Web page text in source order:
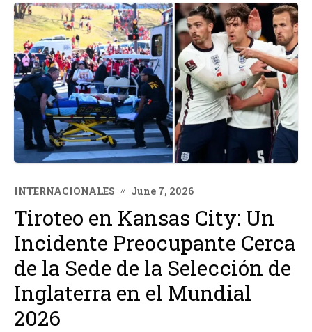
INTERNACIONALES June 7, 2026
Tiroteo en Kansas City: Un
Incidente Preocupante Cerca
de la Sede de la Selección de
Inglaterra en el Mundial
2026